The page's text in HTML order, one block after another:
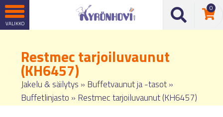
0
Restmec tarjoiluvaunut
(KH6457)
Jakelu & säilytys » Buffetvaunut ja -tasot»
Buffetlinjasto » Restmec tarjoiluvaunut (KH6457)